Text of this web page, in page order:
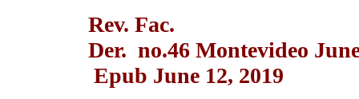
Rev. Fac.
Der. no.46 Montevideo
Epub June 12, 2019